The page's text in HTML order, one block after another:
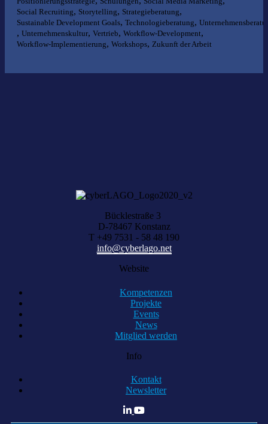
Social Recruiting, Storytelling, Strategieberatung,
Sustainable Development Goals, Technologieberatung,
, Unternehmenskultur, Vertrieb, Workflow-Development,
Workflow-Implementierung, Workshops, Zukunft der Arbeit
Bücklestraße 3
D-78467 Konstanz
T +49 7531 - 58 48 190
info@cyberlago.net
Website
Kompetenzen
Projekte
Events
News
Mitglied werden
Info
Kontakt
Newsletter